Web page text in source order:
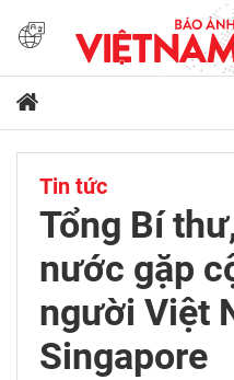
Tin tức
Tổng Bí
nước gặp
người Việt
Singapore